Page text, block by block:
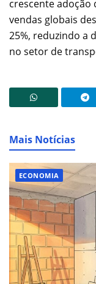
crescente adoção
vendas globais
25%, reduzindo a
no setor de
Mais Notícias
ECONOMIA